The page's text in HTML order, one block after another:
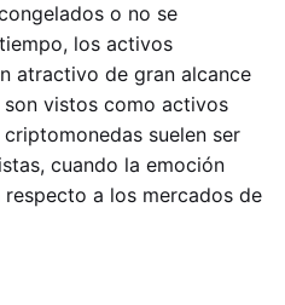
o no se
los activos
atractivo de gran alcance
vistos como activos
suelen ser
cuando la emoción
a los mercados de